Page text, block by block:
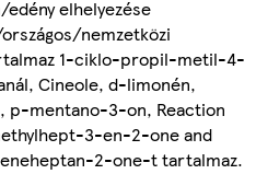
elhelyezése
nemzetközi
1-ciklo-propil-metil-4-
Cineole, d-limonén,
p-mentano-3-on, Reaction
3-en-2-one and
2-one-t tartalmaz.